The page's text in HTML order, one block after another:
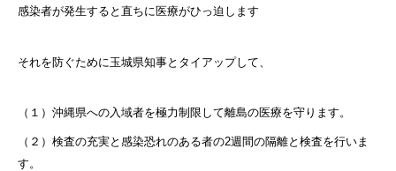
感染者が発生すると直ちに医療がひっ迫します
それを防ぐために玉城県知事とタイアップして、
（１）沖縄県への入域者を極力制限して離島の医療を守ります。
（２）検査の充実と感染恐れのある者の2週間の隔離と検査を行いま
す。